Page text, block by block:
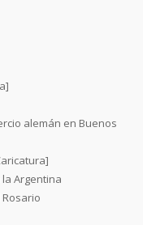
alemán en Buenos
Argentina